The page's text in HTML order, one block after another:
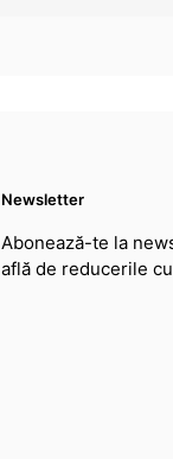
Newsletter
Abonează-te la
află de reducerile